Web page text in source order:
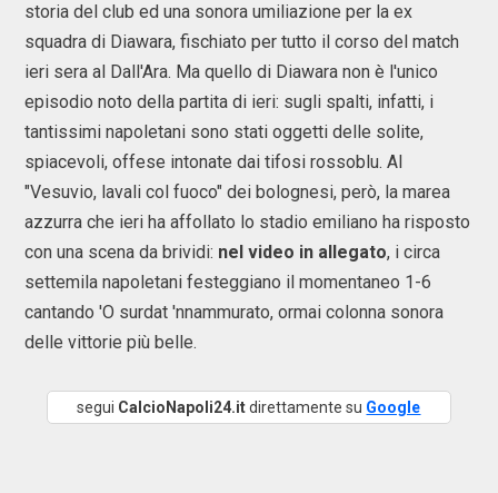
storia del club ed una sonora umiliazione per la ex
squadra di Diawara, fischiato per tutto il corso del match
ieri sera al Dall'Ara. Ma quello di Diawara non è l'unico
episodio noto della partita di ieri: sugli spalti, infatti, i
tantissimi napoletani sono stati oggetti delle solite,
spiacevoli, offese intonate dai tifosi rossoblu. Al
"Vesuvio, lavali col fuoco" dei bolognesi, però, la marea
azzurra che ieri ha affollato lo stadio emiliano ha risposto
con una scena da brividi: nel video in allegato, i circa
settemila napoletani festeggiano il momentaneo 1-6
cantando 'O surdat 'nnammurato, ormai colonna sonora
delle vittorie più belle.
segui CalcioNapoli24.itdirettamente su Google